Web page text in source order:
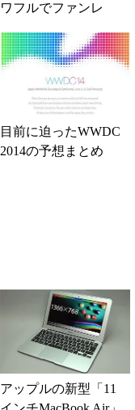
ワフルでファンレ
「15インチMacB...
目前に迫ったWWDC
2014の予想まとめ
アップルの新型「11